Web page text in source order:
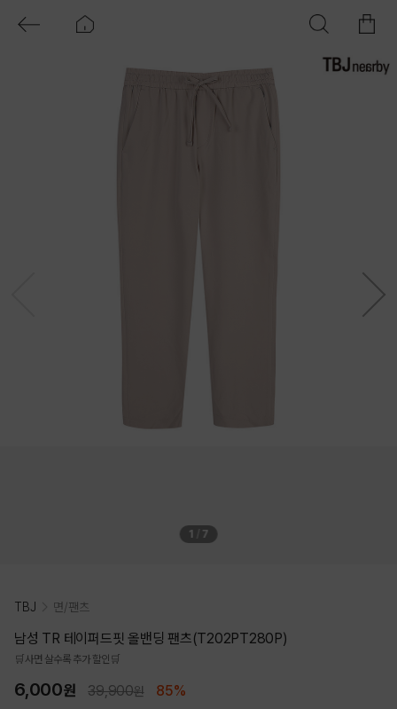
1 7
TBJ 면/팬츠
남성 TR 테이퍼드핏 올밴딩 팬츠(T202PT280P)
🛒사면 살수록 추가 할인🛒
6,000원 39,900원 85%